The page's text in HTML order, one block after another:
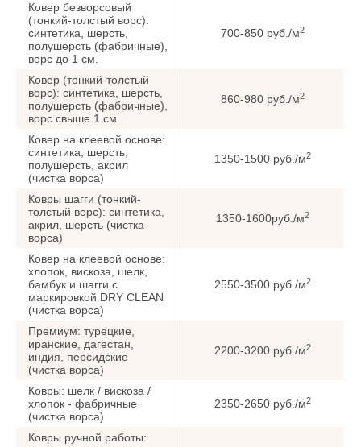
Ковер безворсовый
(тонкий-толстый ворс):
синтетика, шерсть,
полушерсть (фабричные),
ворс до 1 см.
700-850 руб./м2
Ковер (тонкий-толстый
ворс): синтетика, шерсть,
полушерсть (фабричные),
ворс cвыше 1 см.
860-980 руб./м2
Ковер на клеевой основе:
синтетика, шерсть,
полушерсть, акрил
(чистка ворса)
1350-1500 руб./м2
Ковры шагги (тонкий-
толстый ворс): синтетика,
акрил, шерсть (чистка
ворса)
1350-1600руб./м2
Ковер на клеевой основе:
хлопок, вискоза, шелк,
бамбук и шагги с
маркировкой DRY CLEAN
(чистка ворса)
2550-3500 руб./м2
Премиум: турецкие,
иранские, дагестан,
индия, персидские
(чистка ворса)
2200-3200 руб./м2
Ковры: шелк / вискоза /
хлопок - фабричные
(чистка ворса)
2350-2650 руб./м2
Ковры ручной работы: